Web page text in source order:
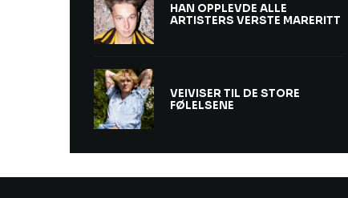
HAN OPPLEVDE ALLE
ARTISTERS VERSTE MARERITT
VEIVISER TIL DE STORE
FØLELSENE